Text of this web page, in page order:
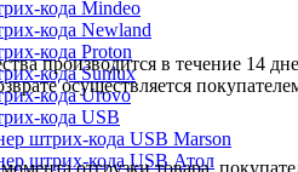
кода Mindeo
кода Newland
кода Proton
кода Sunlux
кода Urovo
кода USB
штрих-кода USB Marson
штрих-кода USB Атол
производится в течение 14
осуществляется